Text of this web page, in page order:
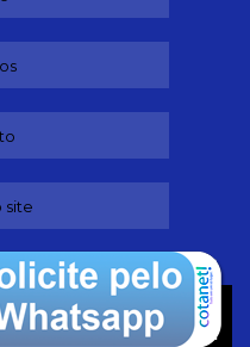
site
de direitos autorais. Copyright
(Lei 9610 de 19/02/1998)